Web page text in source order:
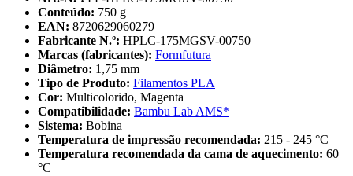
Conteúdo: 750 g
EAN: 8720629060279
Fabricante N.º: HPLC-175MGSV-00750
Marcas (fabricantes): Formfutura
Diâmetro: 1,75 mm
Tipo de Produto: Filamentos PLA
Cor: Multicolorido, Magenta
Compatibilidade: Bambu Lab AMS*
Sistema: Bobina
Temperatura de impressão recomendada: 215 - 245 °C
Temperatura recomendada da cama de aquecimento: 60
°C